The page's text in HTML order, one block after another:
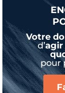
Votre
d’agir
pour